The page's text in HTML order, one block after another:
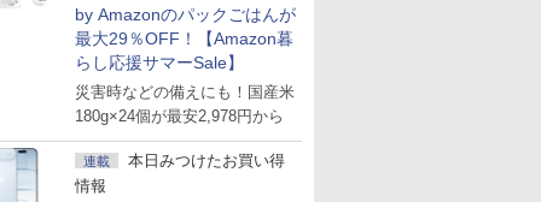
by Amazonのパックごはんが
最大29％OFF！【Amazon暮
らし応援サマーSale】
災害時などの備えにも！国産米
180g×24個が最安2,978円から
連載
本日みつけたお買い得
情報